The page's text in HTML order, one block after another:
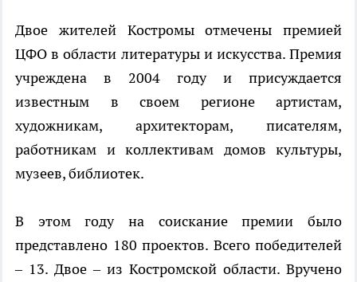
Двое жителей Костромы отмечены премией
ЦФО в области литературы и искусства. Премия
учреждена в 2004 году и присуждается
известным в своем регионе артистам,
художникам, архитекторам, писателям,
работникам и коллективам домов культуры,
музеев, библиотек.
В этом году на соискание премии было
представлено 180 проектов. Всего победителей
– 13. Двое – из Костромской области. Вручено